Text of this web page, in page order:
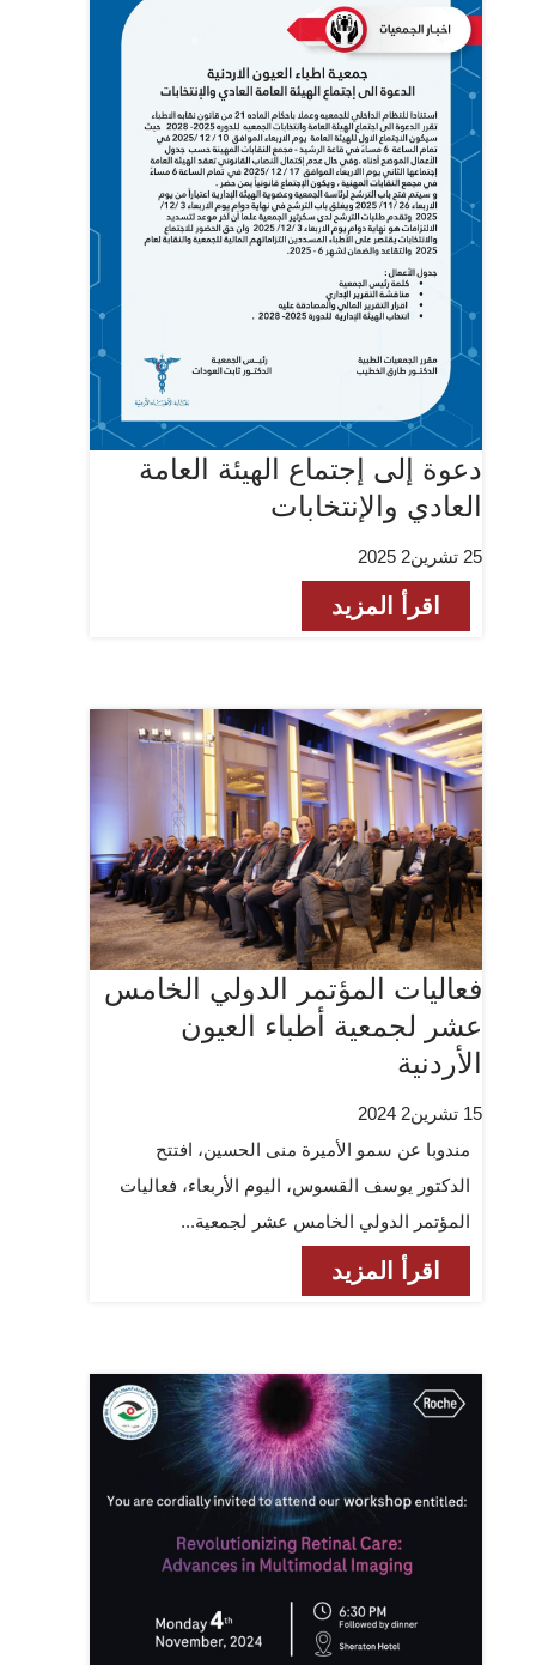
دعوة إلى إجتماع الهيئة العامة
العادي والإنتخابات
25 تشرين2 2025
اقرأ المزيد
فعاليات المؤتمر الدولي الخامس
عشر لجمعية أطباء العيون
الأردنية
15 تشرين2 2024
مندوبا عن سمو الأميرة منى الحسين، افتتح
الدكتور يوسف القسوس، اليوم الأربعاء، فعاليات
المؤتمر الدولي الخامس عشر لجمعية...
اقرأ المزيد